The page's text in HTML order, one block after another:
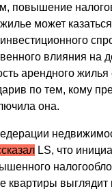
повышение
может
влияния на
арендного жилья
по тем, кому
она.
LS, что
квартиры выглядит